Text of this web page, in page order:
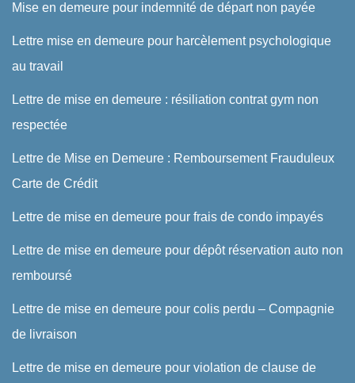
Mise en demeure pour indemnité de départ non payée
Lettre mise en demeure pour harcèlement psychologique
au travail
Lettre de mise en demeure : résiliation contrat gym non
respectée
Lettre de Mise en Demeure : Remboursement Frauduleux
Carte de Crédit
Lettre de mise en demeure pour frais de condo impayés
Lettre de mise en demeure pour dépôt réservation auto non
remboursé
Lettre de mise en demeure pour colis perdu – Compagnie
de livraison
Lettre de mise en demeure pour violation de clause de